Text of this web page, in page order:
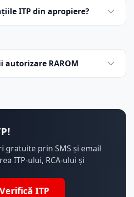
ITP din apropiere?
autorizare RAROM
gratuite prin SMS și email
ITP-ului, RCA-ului și
Verifică ITP